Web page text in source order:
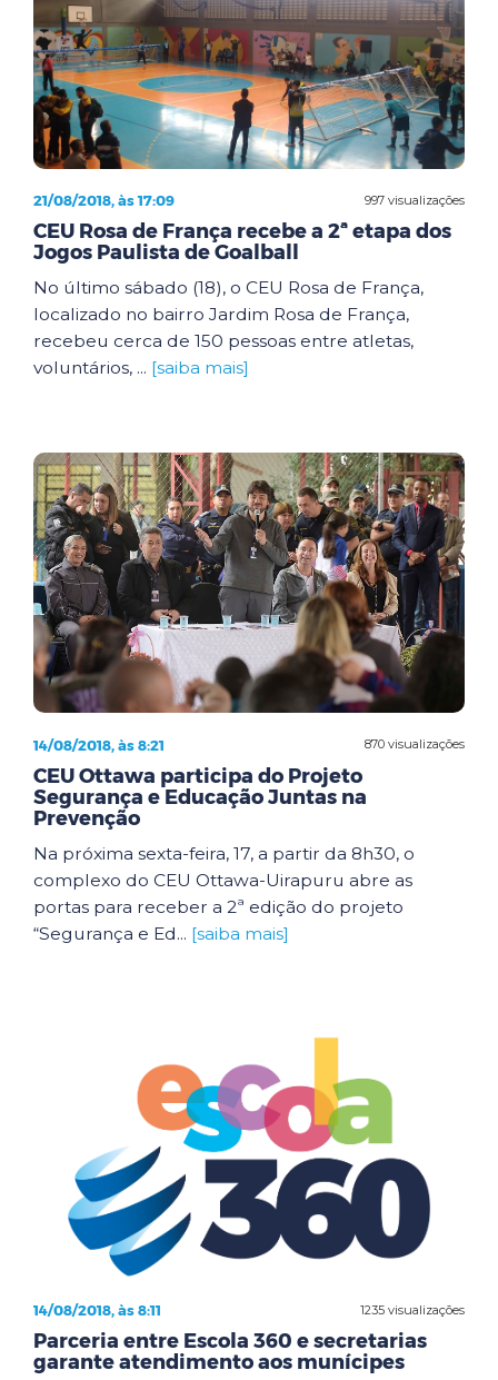
997 visualizações
21/08/2018, às 17:09
CEU Rosa de França recebe a 2ª etapa dos
Jogos Paulista de Goalball
No último sábado (18), o CEU Rosa de França,
localizado no bairro Jardim Rosa de França,
recebeu cerca de 150 pessoas entre atletas,
voluntários, ... [saiba mais]
870 visualizações
14/08/2018, às 8:21
CEU Ottawa participa do Projeto
Segurança e Educação Juntas na
Prevenção
Na próxima sexta-feira, 17, a partir da 8h30, o
complexo do CEU Ottawa-Uirapuru abre as
portas para receber a 2ª edição do projeto
“Segurança e Ed... [saiba mais]
1235 visualizações
14/08/2018, às 8:11
Parceria entre Escola 360 e secretarias
garante atendimento aos munícipes